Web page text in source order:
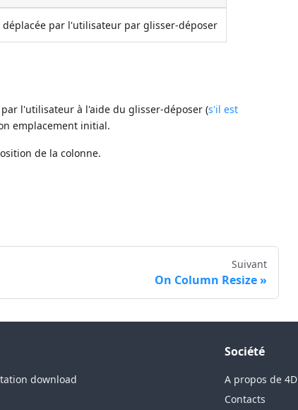
déplacée par l'utilisateur par glisser-déposer
l'utilisateur à l'aide du glisser-déposer (s'il est
emplacement initial.
de la colonne.
Suivant
On Column Resize
download
Société
A propos de 4D
Contacts